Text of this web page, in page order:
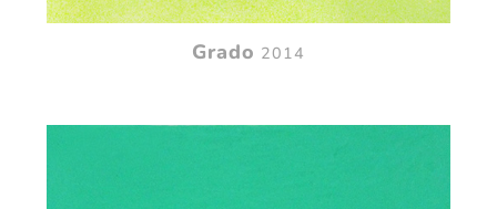
Grado 2014